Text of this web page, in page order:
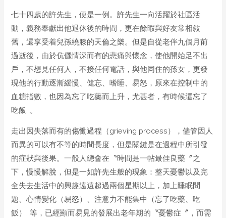
七十四歲的許先生，便是一例。許先生一向活躍於社區活
動，義務奉獻出他退休後的時間，更在餘暇與好友常相敍
舊，還享受着兒孫繞膝的天倫之樂。但是自從老伴九個月前
過逝後，由於伉儷情深而有的悲痛與懷念，使他開始足不出
戶，不想見任何人，不接任何電話，與他同住的孫女，更發
現他的行動逐漸緩慢、健忘、嗜睡、易怒，原來在控制中的
血糖指數，也因為忘了吃藥而上升，尤甚者，有時候還忘了
吃飯…。
走出因失落而有的傷慟過程（grieving process），儘管因人
而異的可以有不等的時間長度，但是關鍵是在過程中所引發
的症狀與後果。一般人總會在〝時間是一帖最佳良藥〞之
下，慢慢解脫，但是一如許先生般的現象：整天憂鬱以及完
全失去生活中的興趣遠遠超過兩個星期以上，加上睡眠問
題、心情變化（易怒）、注意力不能集中（忘了吃藥、吃
飯）…等，已經顯而易見的發展出老年期的〝憂鬱症〞，而需